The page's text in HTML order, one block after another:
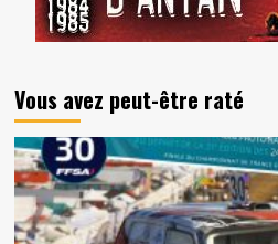
Vous avez peut-être raté